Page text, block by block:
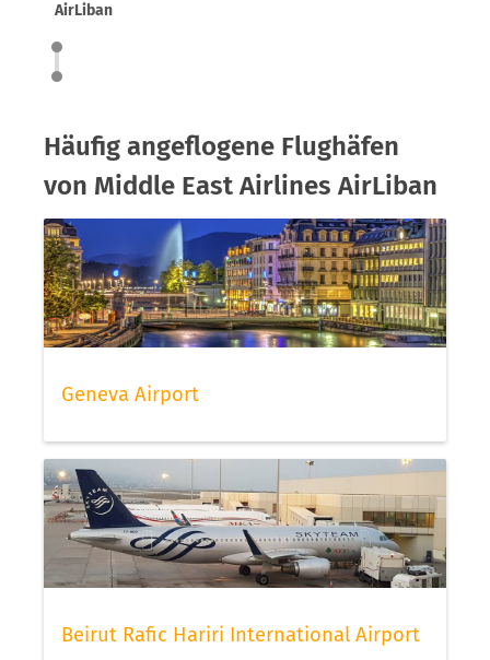
AirLiban
Häufig angeflogene Flughäfen
von Middle East Airlines AirLiban
Geneva Airport
Beirut Rafic Hariri International Airport